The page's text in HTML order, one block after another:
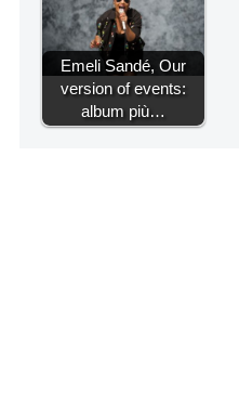
Emeli Sandé, Our
version of events:
album più…